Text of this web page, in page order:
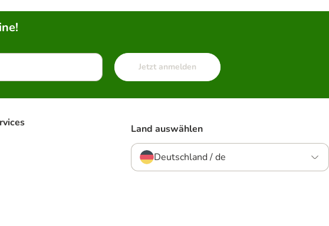
Jetzt anmelden
Land auswählen
Deutschland / de